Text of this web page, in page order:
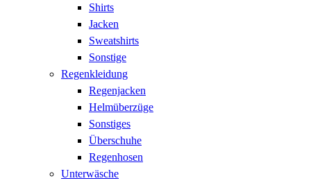
Shirts
Jacken
Sweatshirts
Sonstige
Regenkleidung
Regenjacken
Helmüberzüge
Sonstiges
Überschuhe
Regenhosen
Unterwäsche